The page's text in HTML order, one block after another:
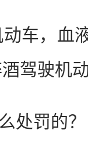
，血液
驾驶机
罚的？